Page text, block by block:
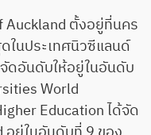
ตั้งอยู่ที่นคร
ในประเทศนิวซีแลนด์
ดอันดับให้อยู่ในอันดับ
World
Education ได้จัด